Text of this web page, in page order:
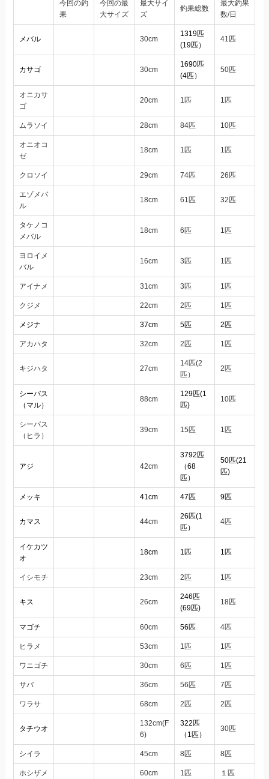
今回の釣
果
今回の最
大サイズ
最大サイ
ズ
釣果総数
最大釣果
数/日
メバル 30cm
1319匹
(19匹）
41匹
カサゴ 30cm
1690匹
(4匹）
50匹
オニカサ
ゴ
20cm 1匹 1匹
ムラソイ 28cm 84匹 10匹
オニオコ
ゼ
18cm 1匹 1匹
クロソイ 29cm 74匹 26匹
エゾメバ
ル
18cm 61匹 32匹
タケノコ
メバル
18cm 6匹 1匹
ヨロイメ
バル
16cm 3匹 1匹
アイナメ 31cm 3匹 1匹
クジメ 22cm 2匹 1匹
メジナ 37cm 5匹 2匹
アカハタ 32cm 2匹 1匹
キジハタ 27cm
14匹(2
匹）
2匹
シーバス
（マル）
88cm
129匹(1
匹)
10匹
シーバス
（ヒラ）
39cm 15匹 1匹
アジ 42cm
3792匹
（68
匹）
50匹(21
匹)
メッキ 41cm 47匹 9匹
カマス 44cm
26匹(1
匹）
4匹
イケカツ
オ
18cm 1匹 1匹
イシモチ 23cm 2匹 1匹
キス 26cm
246匹
(69匹)
18匹
マゴチ 60cm 56匹 4匹
ヒラメ 53cm 1匹 1匹
ワニゴチ 30cm 6匹 1匹
サバ 36cm 56匹 7匹
ワラサ 68cm 2匹 2匹
タチウオ
132cm(F
6)
322匹
（1匹）
30匹
シイラ 45cm 8匹 8匹
ホシザメ 60cm 1匹 １匹